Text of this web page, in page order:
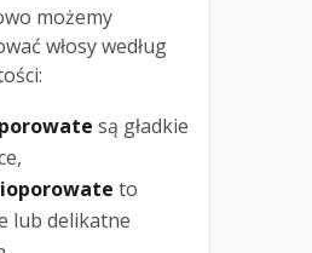
możemy
włosy według
są gładkie
to
lub delikatne